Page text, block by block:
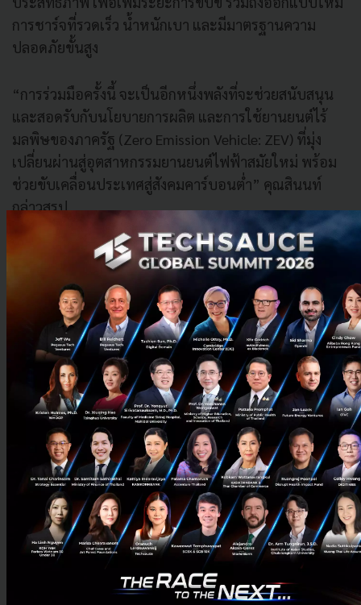
การชาร์จที่รวดเร็ว น้ำหนักเบา และมีมาตรฐานความ
ปลอดภัยขั้นสูง
“การร่วมมือครั้งนี้ จะเป็นอีกหนึ่งพลังที่จะช่วยสนับสนุน
และสอดรับกับนโยบายการผลิต และการใช้ยานยนต์ไร้
มลพิษของภาครัฐ (Zero Emission Vehicle: ZEV) ที่มุ่ง
เปลี่ยนผ่านสู่อุตสาหกรรมยานยนต์ไฟฟ้าสมัยใหม่ พร้อม
ช่วยขับเคลื่อนประเทศสู่สังคมคาร์บอนต่ำ” คุณสินนท์
กล่าวสรุป
https://www.researchandmarkets.com/reports/
pacific-electric-bus-market-by-propulsion
*กลุ่มบริษัท ดูราเพาเวอร์ เป็นหนึ่งในเครือข่ายพันธมิตรที่
บ้านปู เน็กซ์เข้าไปร่วมลงทุนในสัดส่วนร้อยละ 47.7
News Deal Digest Durapower Cherdchai Banpu NEXT
โรงงานแบตเตอรี่ลิเธียมไอออน
No comment